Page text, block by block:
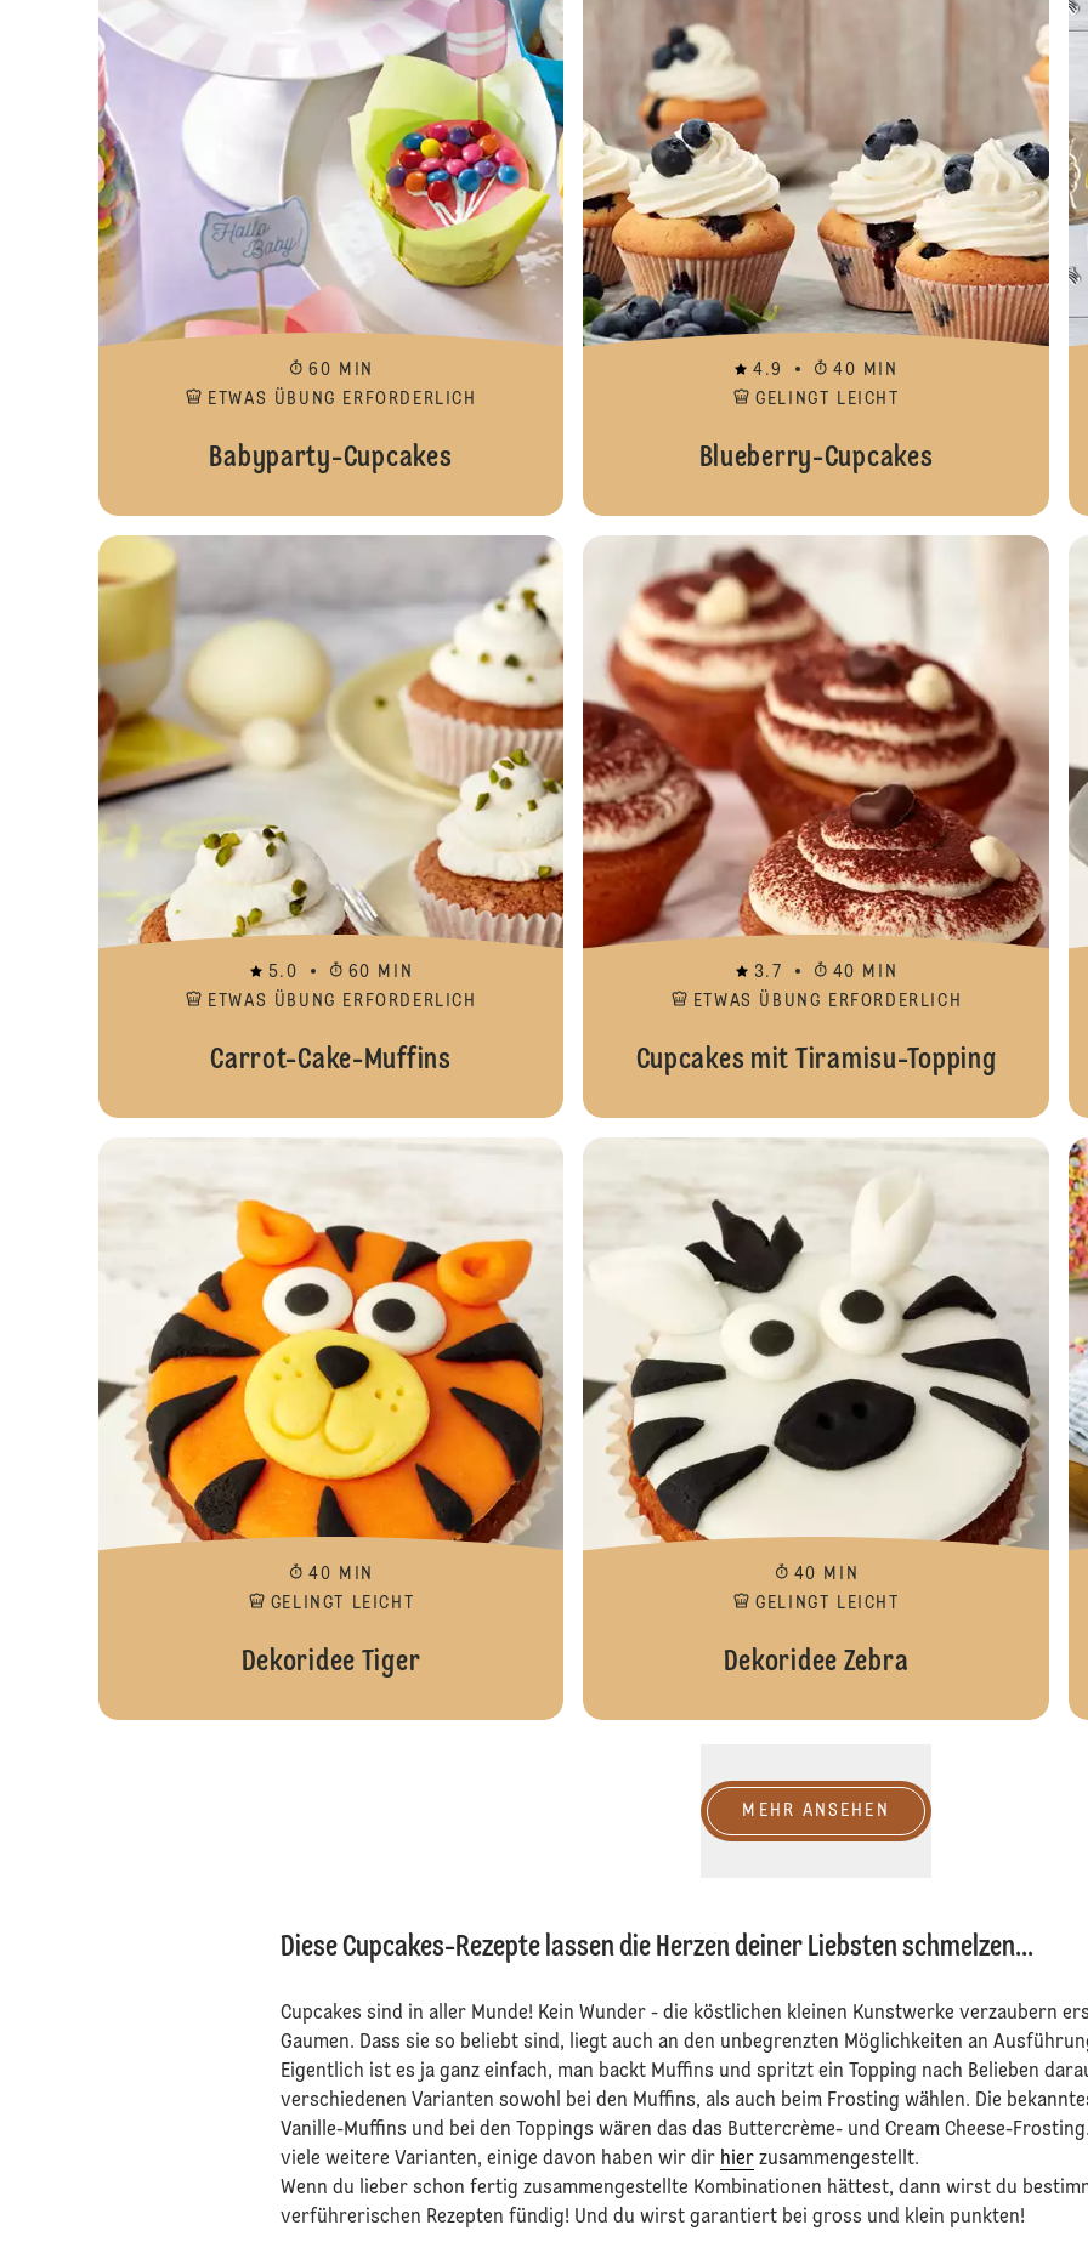
60 MIN
ETWAS ÜBUNG ERFORDERLICH
Babyparty-Cupcakes
4.9
40 MIN
GELINGT LEICHT
Blueberry-Cupcakes
5.0
60 MIN
ETWAS ÜBUNG ERFORDERLICH
Carrot-Cake-Muffins
3.7
40 MIN
ETWAS ÜBUNG ERFORDERLICH
Cupcakes mit Tiramisu-Topping
40 MIN
GELINGT LEICHT
Dekoridee Tiger
40 MIN
GELINGT LEICHT
Dekoridee Zebra
MEHR ANSEHEN
Diese Cupcakes-Rezepte lassen die Herzen deiner Liebsten schmelzen...
Cupcakes sind in aller Munde! Kein Wunder - die köstlichen kleinen Kunstwerke verzaubern
Gaumen. Dass sie so beliebt sind, liegt auch an den unbegrenzten Möglichkeiten an
Eigentlich ist es ja ganz einfach, man backt Muffins und spritzt ein Topping nach Belieben
verschiedenen Varianten sowohl bei den Muffins, als auch beim Frosting wählen. Die
Vanille-Muffins und bei den Toppings wären das das Buttercrème- und Cream Cheese-
viele weitere Varianten, einige davon haben wir dir hierzusammengestellt.
Wenn du lieber schon fertig zusammengestellte Kombinationen hättest, dann wirst du
verführerischen Rezepten fündig! Und du wirst garantiert bei gross und klein punkten!